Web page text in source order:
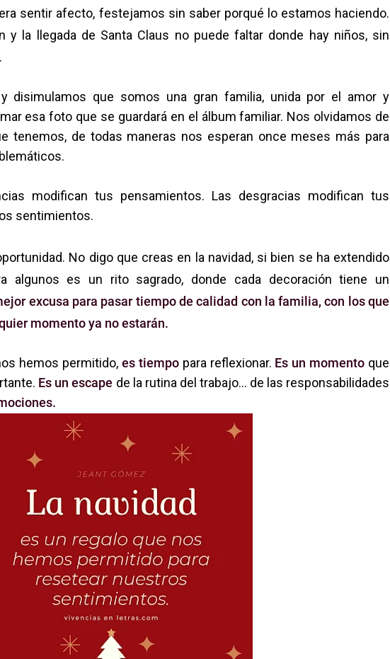
sentir afecto, festejamos sin saber porqué lo estamos haciendo.
y la llegada de Santa Claus no puede faltar donde hay niños, sin
disimulamos que somos una gran familia, unida por el amor y
esa foto que se guardará en el álbum familiar. Nos olvidamos de
tenemos, de todas maneras nos esperan once meses más para
modifican tus pensamientos. Las desgracias modifican tus
sentimientos.
No digo que creas en la navidad,si bien se ha extendido
algunos es un rito sagrado, donde cada decoración tiene un
excusa para pasar tiempo de calidad con la familia, con los que
momento ya no estarán.
hemos permitido, es tiempo para reflexionar. Es un momento que
Es un escape de la rutina del trabajo… de las responsabilidades